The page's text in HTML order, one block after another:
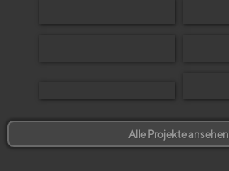
Alle Projekte ansehen